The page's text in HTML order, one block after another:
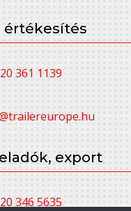
értékesítés
361 1139
export
346 5635